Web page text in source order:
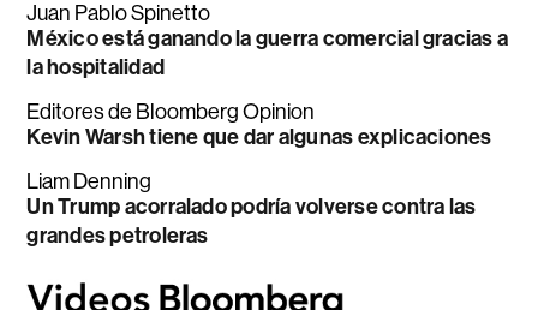
Juan Pablo Spinetto
México está ganando la guerra comercial gracias a
la hospitalidad
Editores de Bloomberg Opinion
Kevin Warsh tiene que dar algunas explicaciones
Liam Denning
Un Trump acorralado podría volverse contra las
grandes petroleras